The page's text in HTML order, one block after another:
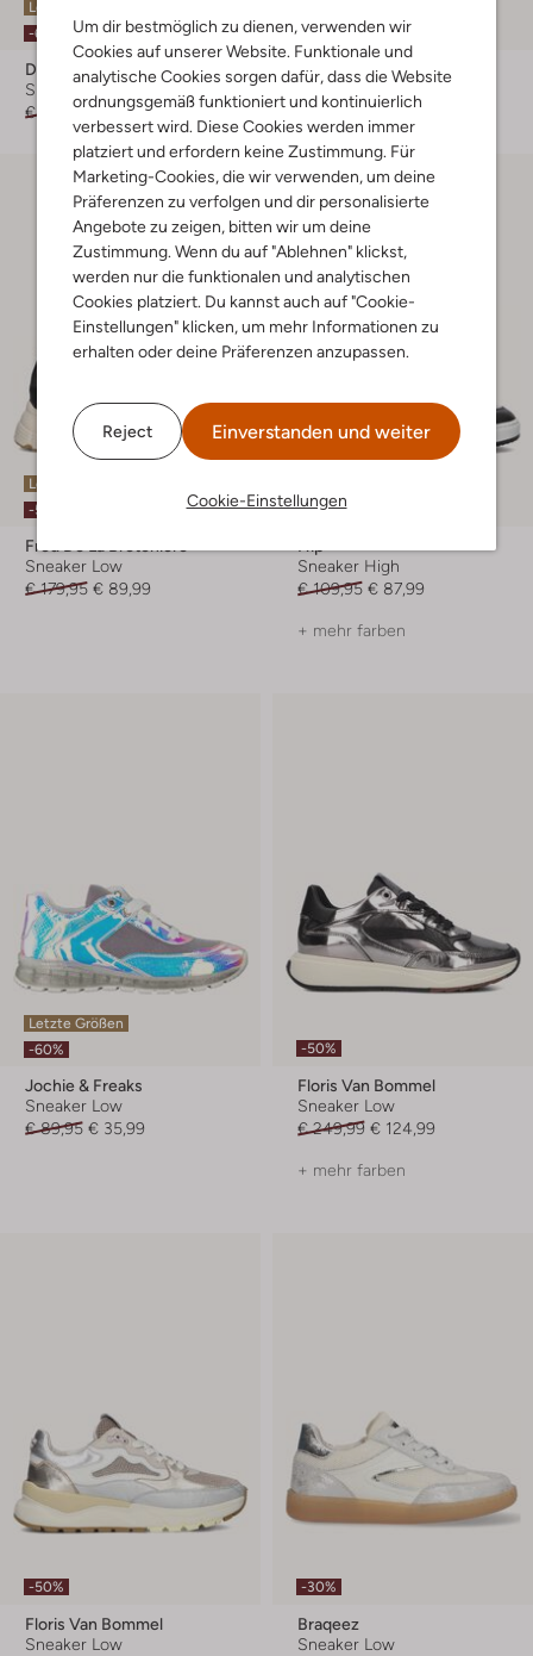
Um dir bestmöglich zu dienen, verwenden wir
Cookies auf unserer Website. Funktionale und
analytische Cookies sorgen dafür, dass die Website
ordnungsgemäß funktioniert und kontinuierlich
verbessert wird. Diese Cookies werden immer
platziert und erfordern keine Zustimmung. Für
Marketing-Cookies, die wir verwenden, um deine
Präferenzen zu verfolgen und dir personalisierte
Angebote zu zeigen, bitten wir um deine
Zustimmung. Wenn du auf "Ablehnen" klickst,
werden nur die funktionalen und analytischen
Cookies platziert. Du kannst auch auf "Cookie-
Einstellungen" klicken, um mehr Informationen zu
erhalten oder deine Präferenzen anzupassen.
Reject Einverstanden und weiter
Cookie-Einstellungen
Letzte Größen
-60%
Develab
Sneaker Low
€ 74,99 € 29,99
-30%
Clic!
Sneaker High
Ab € 79,99
Letzte Größen
-50%
Fred De La Bretoniere
Sneaker Low
€ 179,95 € 89,99
-20%
Sneaker High
€ 109,95 € 87,99
+ mehr farben
Letzte Größen
-60%
Jochie & Freaks
Sneaker Low
€ 89,95 € 35,99
-50%
Floris Van Bommel
Sneaker Low
€ 249,99 € 124,99
+ mehr farben
-50%
Floris Van Bommel
Sneaker Low
-30%
Braqeez
Sneaker Low